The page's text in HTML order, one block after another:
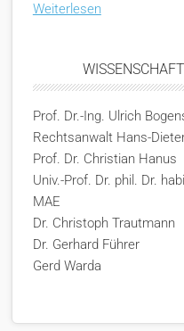
Weiterlesen
Prof. Dr.-Ing. Ulrich
Rechtsanwalt Hans-
Prof. Dr. Christian Hanus
Univ.-Prof. Dr. phil. Dr.
MAE
Dr. Christoph Trautmann
Dr. Gerhard Führer
Gerd Warda